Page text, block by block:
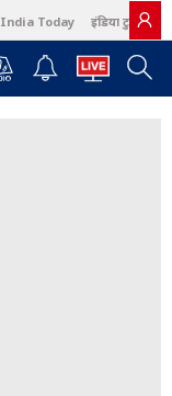
India Today इंडिया टुडे हिंदी